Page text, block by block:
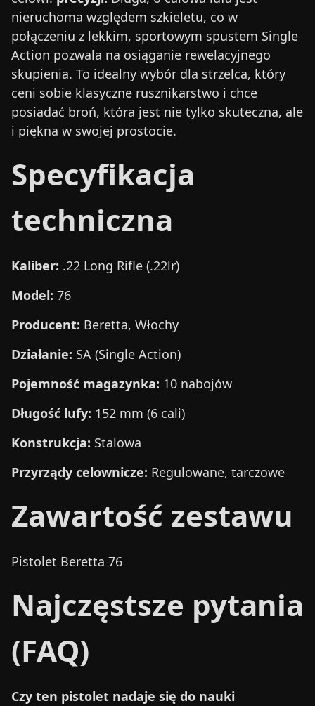
nieruchoma względem szkieletu, co w
połączeniu z lekkim, sportowym spustem Single
Action pozwala na osiąganie rewelacyjnego
skupienia. To idealny wybór dla strzelca, który
ceni sobie klasyczne rusznikarstwo i chce
posiadać broń, która jest nie tylko skuteczna, ale
i piękna w swojej prostocie.
Specyfikacja
techniczna
Kaliber: .22 Long Rifle (.22lr)
Model: 76
Producent: Beretta, Włochy
Działanie: SA (Single Action)
Pojemność magazynka: 10 nabojów
Długość lufy: 152 mm (6 cali)
Konstrukcja: Stalowa
Przyrządy celownicze: Regulowane, tarczowe
Zawartość zestawu
Pistolet Beretta 76
Najczęstsze pytania
(FAQ)
Czy ten pistolet nadaje się do nauki